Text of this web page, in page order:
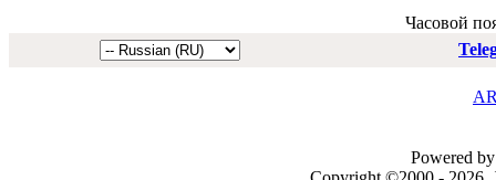
Часовой
Powered